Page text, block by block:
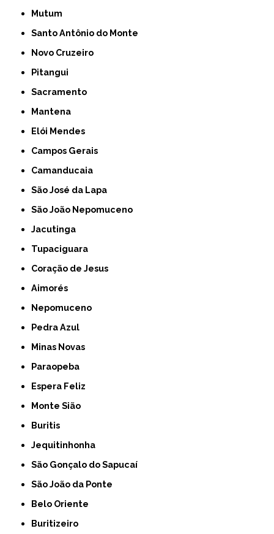
Mutum
Santo Antônio do Monte
Novo Cruzeiro
Pitangui
Sacramento
Mantena
Elói Mendes
Campos Gerais
Camanducaia
São José da Lapa
São João Nepomuceno
Jacutinga
Tupaciguara
Coração de Jesus
Aimorés
Nepomuceno
Pedra Azul
Minas Novas
Paraopeba
Espera Feliz
Monte Sião
Buritis
Jequitinhonha
São Gonçalo do Sapucaí
São João da Ponte
Belo Oriente
Buritizeiro